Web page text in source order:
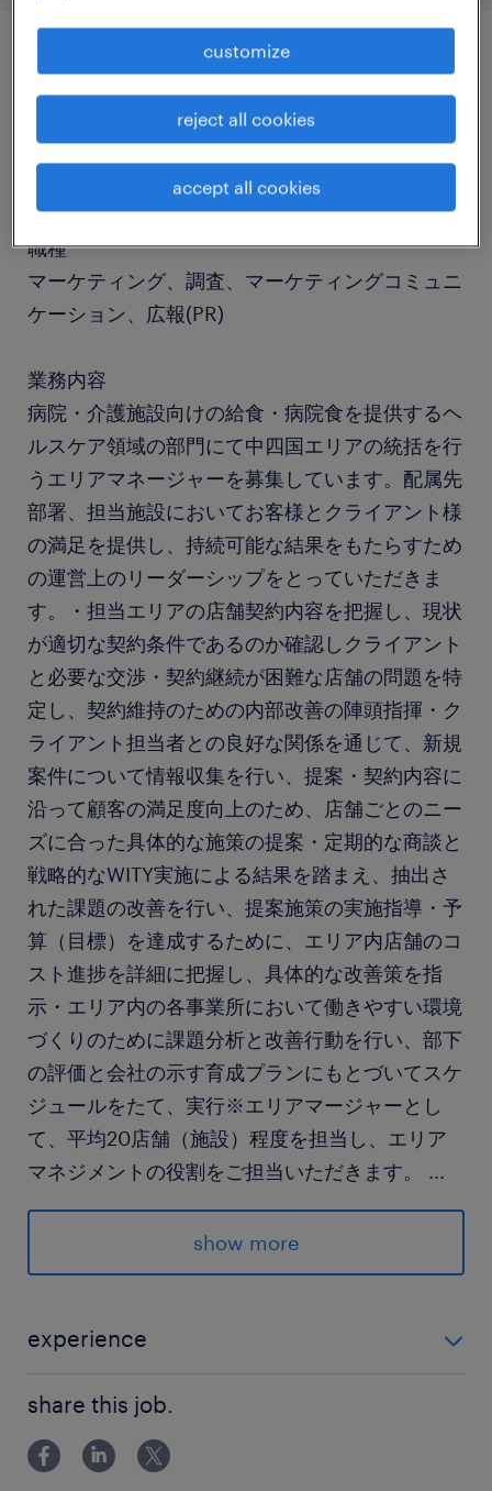
job details
社名
職種
マーケティング、調査、マーケティングコミュニ
ケーション、広報(PR)
業務内容
病院・介護施設向けの給食・病院食を提供するヘ
ルスケア領域の部門にて中四国エリアの統括を行
うエリアマネージャーを募集しています。配属先
部署、担当施設においてお客様とクライアント様
の満足を提供し、持続可能な結果をもたらすため
の運営上のリーダーシップをとっていただきま
す。・担当エリアの店舗契約内容を把握し、現状
が適切な契約条件であるのか確認しクライアント
と必要な交渉・契約継続が困難な店舗の問題を特
定し、契約維持のための内部改善の陣頭指揮・ク
ライアント担当者との良好な関係を通じて、新規
案件について情報収集を行い、提案・契約内容に
沿って顧客の満足度向上のため、店舗ごとのニー
ズに合った具体的な施策の提案・定期的な商談と
戦略的なWITY実施による結果を踏まえ、抽出さ
れた課題の改善を行い、提案施策の実施指導・予
算（目標）を達成するために、エリア内店舗のコ
スト進捗を詳細に把握し、具体的な改善策を指
示・エリア内の各事業所において働きやすい環境
づくりのために課題分析と改善行動を行い、部下
の評価と会社の示す育成プランにもとづいてスケ
ジュールをたて、実行※エリアマージャーとし
て、平均20店舗（施設）程度を担当し、エリア
マネジメントの役割をご担当いただきます。 ...
＜必須スキル/経験＞
するスーパーバイズ、マネジメントのご経験を豊
※ アパレル業界、ホテル業界等、他業界での経験
をお持ちの方も歓迎です。
・相手が何を求めているかを判断できるコミュニ
show more
experience
いて、店舗に対するスーパーバイズ、マネジメントの
ご経験を豊富にお持ちの方 ※ アパレル業界、ホテル業
界等、他業界での経験をお持ちの方も歓迎です。 ・
share this job.
customize
reject all cookies
accept all cookies